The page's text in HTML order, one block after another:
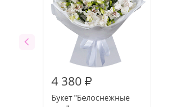
4 380 ₽
Букет "Белоснежные